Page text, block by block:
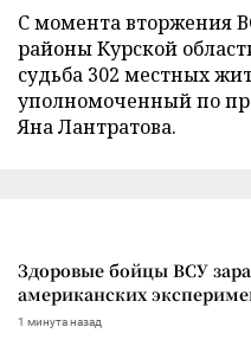
С момента вторжения
районы Курской
судьба 302 местных
уполномоченный по
Яна Лантратова.
Здоровые бойцы ВСУ
американских
1 минута назад